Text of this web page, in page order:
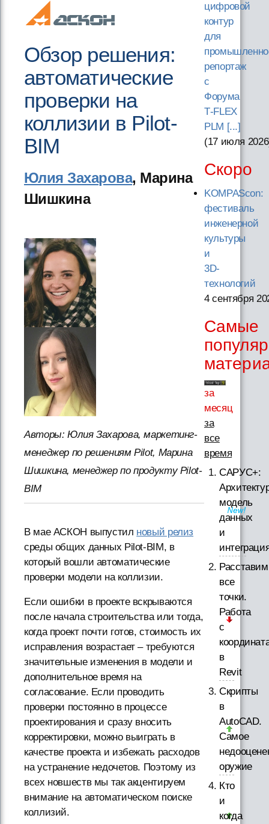
Обзор решения:
автоматические
проверки на
коллизии в Pilot-
BIM
Юлия Захарова, Марина
Шишкина
Авторы: Юлия Захарова, маркетинг-
менеджер по решениям Pilot, Марина
Шишкина, менеджер по продукту Pilot-
BIM
В мае АСКОН выпустил новый релиз
среды общих данных Pilot-BIM, в
который вошли автоматические
проверки модели на коллизии.
Если ошибки в проекте вскрываются
после начала строительства или тогда,
когда проект почти готов, стоимость их
исправления возрастает – требуются
значительные изменения в модели и
дополнительное время на
согласование. Если проводить
проверки постоянно в процессе
проектирования и сразу вносить
корректировки, можно выиграть в
качестве проекта и избежать расходов
на устранение недочетов. Поэтому из
всех новшеств мы так акцентируем
внимание на автоматическом поиске
коллизий.
цифровой
контур
для
репортаж
с
Форума
T‑FLEX
PLM [...]
(17 июля 2026
Скоро
KOMPAScon:
фестиваль
инженерной
культуры
и
3D-
технологий
4 сентября
Самые
за
месяц
за
все
время
САРУС+:
модель
данных
и
Расставим
все
точки.
Работа
с
в
Revit
Скрипты
в
AutoCAD.
Самое
оружие
Кто
и
когда